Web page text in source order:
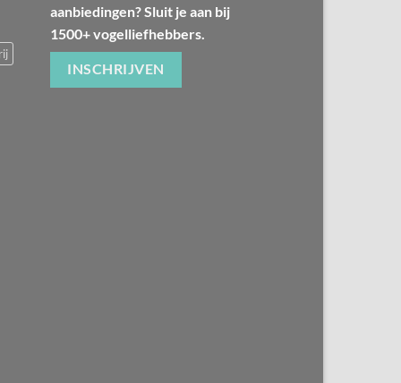
aanbiedingen? Sluit je aan bij
1500+ vogelliefhebbers.
INSCHRIJVEN